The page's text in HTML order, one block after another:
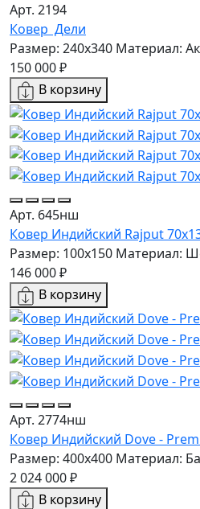
Арт. 2194
Ковер Дели
Размер: 240x340 Материал:
150 000 ₽
В корзину
Арт. 645нш
Ковер Индийский Rajput
Размер: 100x150 Материал:
146 000 ₽
В корзину
Арт. 2774нш
Ковер Индийский Dove -
Размер: 400x400 Материал:
2 024 000 ₽
В корзину